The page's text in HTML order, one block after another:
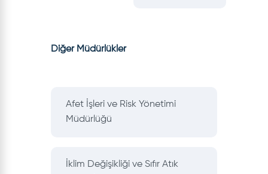
Diğer Müdürlükler
Afet İşleri ve Risk Yönetimi
Müdürlüğü
İklim Değişikliği ve Sıfır Atık